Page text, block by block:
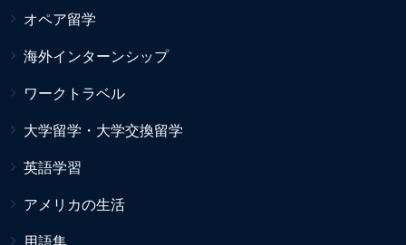
オペア留学
海外インターンシップ
ワークトラベル
大学留学・大学交換留学
英語学習
アメリカの生活
用語集